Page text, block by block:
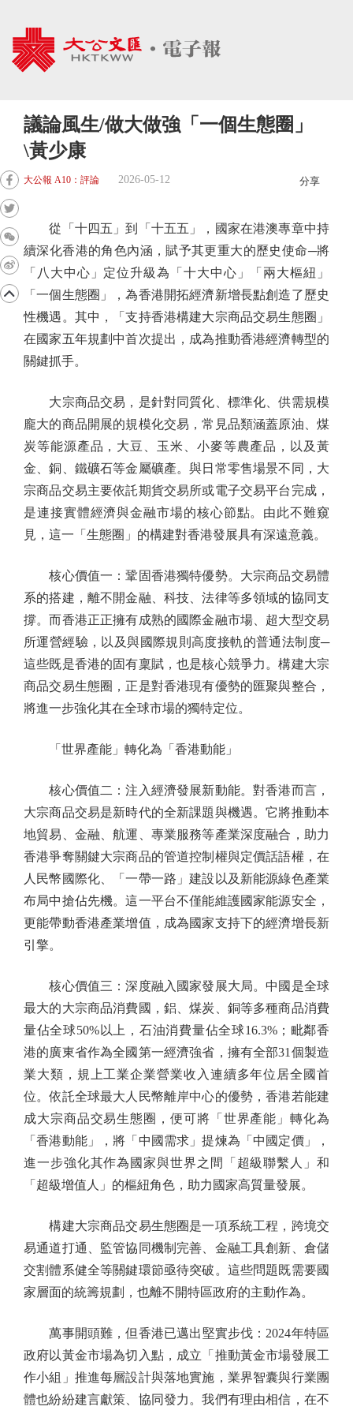
議論風生/做大做強「一個生態圈」
\黃少康
大公報 A10：評論 2026-05-12 分享
從「十四五」到「十五五」，國家在港澳專章中持
續深化香港的角色內涵，賦予其更重大的歷史使命─將
「八大中心」定位升級為「十大中心」「兩大樞紐」
「一個生態圈」，為香港開拓經濟新增長點創造了歷史
性機遇。其中，「支持香港構建大宗商品交易生態圈」
在國家五年規劃中首次提出，成為推動香港經濟轉型的
關鍵抓手。
大宗商品交易，是針對同質化、標準化、供需規模
龐大的商品開展的規模化交易，常見品類涵蓋原油、煤
炭等能源產品，大豆、玉米、小麥等農產品，以及黃
金、銅、鐵礦石等金屬礦產。與日常零售場景不同，大
宗商品交易主要依託期貨交易所或電子交易平台完成，
是連接實體經濟與金融市場的核心節點。由此不難窺
見，這一「生態圈」的構建對香港發展具有深遠意義。
核心價值一：鞏固香港獨特優勢。大宗商品交易體
系的搭建，離不開金融、科技、法律等多領域的協同支
撐。而香港正正擁有成熟的國際金融市場、超大型交易
所運營經驗，以及與國際規則高度接軌的普通法制度─
這些既是香港的固有稟賦，也是核心競爭力。構建大宗
商品交易生態圈，正是對香港現有優勢的匯聚與整合，
將進一步強化其在全球市場的獨特定位。
「世界產能」轉化為「香港動能」
核心價值二：注入經濟發展新動能。對香港而言，
大宗商品交易是新時代的全新課題與機遇。它將推動本
地貿易、金融、航運、專業服務等產業深度融合，助力
香港爭奪關鍵大宗商品的管道控制權與定價話語權，在
人民幣國際化、「一帶一路」建設以及新能源綠色產業
布局中搶佔先機。這一平台不僅能維護國家能源安全，
更能帶動香港產業增值，成為國家支持下的經濟增長新
引擎。
核心價值三：深度融入國家發展大局。中國是全球
最大的大宗商品消費國，鋁、煤炭、銅等多種商品消費
量佔全球50%以上，石油消費量佔全球16.3%；毗鄰香
港的廣東省作為全國第一經濟強省，擁有全部31個製造
業大類，規上工業企業營業收入連續多年位居全國首
位。依託全球最大人民幣離岸中心的優勢，香港若能建
成大宗商品交易生態圈，便可將「世界產能」轉化為
「香港動能」，將「中國需求」提煉為「中國定價」，
進一步強化其作為國家與世界之間「超級聯繫人」和
「超級增值人」的樞紐角色，助力國家高質量發展。
構建大宗商品交易生態圈是一項系統工程，跨境交
易通道打通、監管協同機制完善、金融工具創新、倉儲
交割體系健全等關鍵環節亟待突破。這些問題既需要國
家層面的統籌規劃，也離不開特區政府的主動作為。
萬事開頭難，但香港已邁出堅實步伐：2024年特區
政府以黃金市場為切入點，成立「推動黃金市場發展工
作小組」推進每層設計與落地實施，業界智囊與行業團
體也紛紛建言獻策、協同發力。我們有理由相信，在不